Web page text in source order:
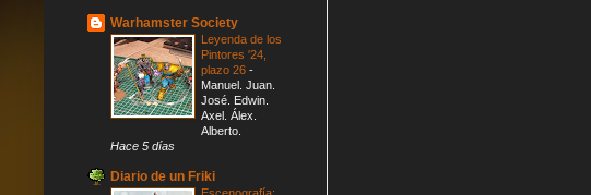
Warhamster Society
Leyenda de los
Pintores '24,
plazo 26 -
Manuel. Juan.
José. Edwin.
Axel. Álex.
Alberto.
Hace 5 días
Diario de un Friki